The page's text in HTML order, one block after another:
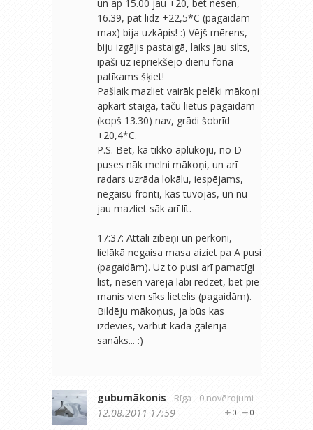
un ap 15.00 jau +20, bet nesen,
16.39, pat līdz +22,5*C (pagaidām
max) bija uzkāpis! :) Vējš mērens,
biju izgājis pastaigā, laiks jau silts,
īpaši uz iepriekšējo dienu fona
patīkams šķiet!
Pašlaik mazliet vairāk pelēki mākoņi
apkārt staigā, taču lietus pagaidām
(kopš 13.30) nav, grādi šobrīd
+20,4*C.
P.S. Bet, kā tikko aplūkoju, no D
puses nāk melni mākoņi, un arī
radars uzrāda lokālu, iespējams,
negaisu fronti, kas tuvojas, un nu
jau mazliet sāk arī līt.
17:37: Attāli zibeņi un pērkoni,
lielākā negaisa masa aiziet pa A pusi
(pagaidām). Uz to pusi arī pamatīgi
līst, nesen varēja labi redzēt, bet pie
manis vien sīks lietelis (pagaidām).
Bildēju mākoņus, ja būs kas
izdevies, varbūt kāda galerija
sanāks... :)
gubumākonis - Rīga - 0 novērojumi
0
0
12.08.2011 17:59